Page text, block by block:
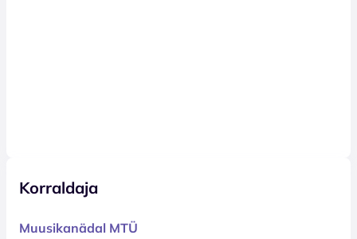
Korraldaja
Muusikanädal MTÜ